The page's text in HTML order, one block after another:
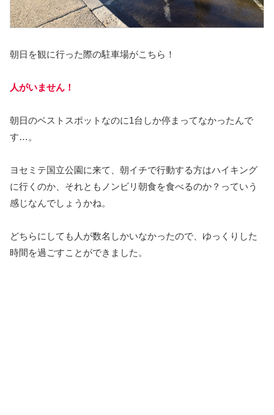
朝日を観に行った際の駐車場がこちら！
人がいません！
朝日のベストスポットなのに1台しか停まってなかったんで
す…。
ヨセミテ国立公園に来て、朝イチで行動する方はハイキング
に行くのか、それともノンビリ朝食を食べるのか？っていう
感じなんでしょうかね。
どちらにしても人が数名しかいなかったので、ゆっくりした
時間を過ごすことができました。